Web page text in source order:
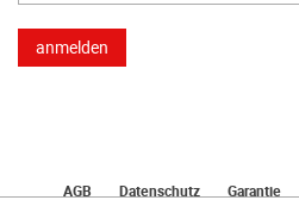
AGB Datenschutz Garantie